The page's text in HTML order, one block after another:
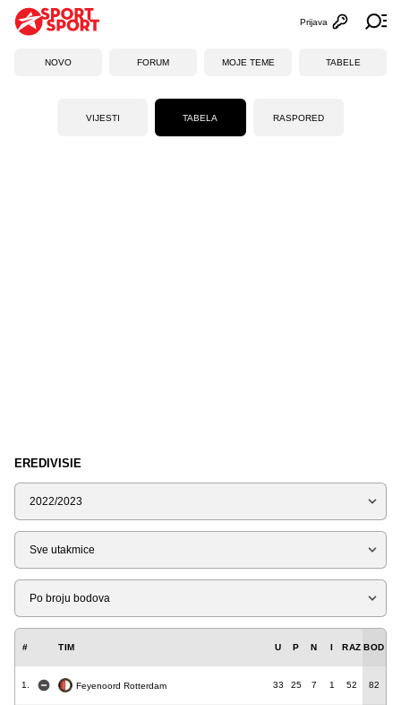
Otvori
Prijava
NOVO FORUM MOJE TEME TABELE
VIJESTI TABELA RASPORED
EREDIVISIE
Sezona
Tip
Liga
# TIM U P N I RAZ BOD
1. Feyenoord Rotterdam 33 25 7 1 52 82